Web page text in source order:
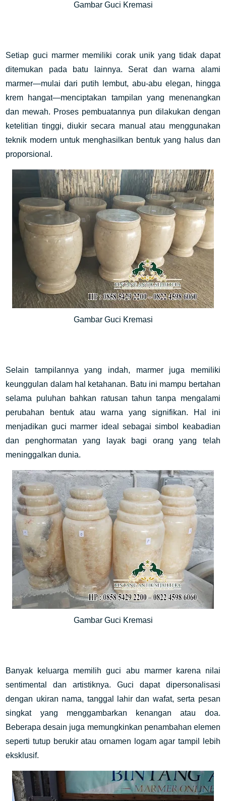
Gambar Guci Kremasi
Setiap guci marmer memiliki corak unik yang tidak dapat
ditemukan pada batu lainnya. Serat dan warna alami
marmer—mulai dari putih lembut, abu-abu elegan, hingga
krem hangat—menciptakan tampilan yang menenangkan
dan mewah. Proses pembuatannya pun dilakukan dengan
ketelitian tinggi, diukir secara manual atau menggunakan
teknik modern untuk menghasilkan bentuk yang halus dan
proporsional.
Gambar Guci Kremasi
Selain tampilannya yang indah, marmer juga memiliki
keunggulan dalam hal ketahanan. Batu ini mampu bertahan
selama puluhan bahkan ratusan tahun tanpa mengalami
perubahan bentuk atau warna yang signifikan. Hal ini
menjadikan guci marmer ideal sebagai simbol keabadian
dan penghormatan yang layak bagi orang yang telah
meninggalkan dunia.
Gambar Guci Kremasi
Banyak keluarga memilih guci abu marmer karena nilai
sentimental dan artistiknya. Guci dapat dipersonalisasi
dengan ukiran nama, tanggal lahir dan wafat, serta pesan
singkat yang menggambarkan kenangan atau doa.
Beberapa desain juga memungkinkan penambahan elemen
seperti tutup berukir atau ornamen logam agar tampil lebih
eksklusif.